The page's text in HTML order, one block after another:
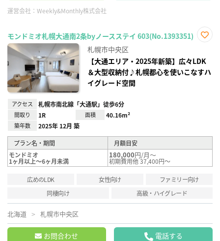
運営会社： Weekly&Monthly株式会社
モンドミオ札幌大通南2条byノースステイ 603(No.1393351)
り登
録
札幌市中央区
【大通エリア・2025年新築】広々LDK
＆大型収納付♪札幌都心を使いこなすハ
イグレード空間
アクセス 札幌市南北線「大通駅」徒歩6分
間取り 1R 面積 40.16m²
築年数 2025年 12月 築
プラン名・期間
月額目安
モンドミオ
1ヶ月以上～6ヶ月未満
180,000円/月～
初期費用他 37,400円～
広めのLDK 女性向け
ファミリー向け
同棲向け
高級・ハイグレード
北海道 札幌市中央区
お問合わせ 電話する